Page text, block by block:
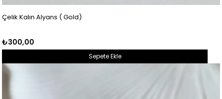
Çelik Kalın Alyans ( Gold)
₺300,00
Sepete Ekle